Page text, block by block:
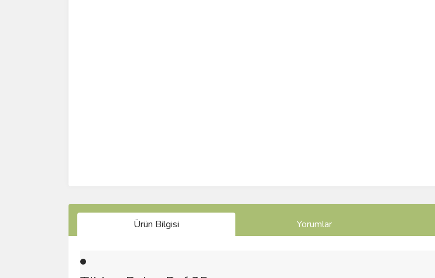
Ürün Bilgisi Yorumlar